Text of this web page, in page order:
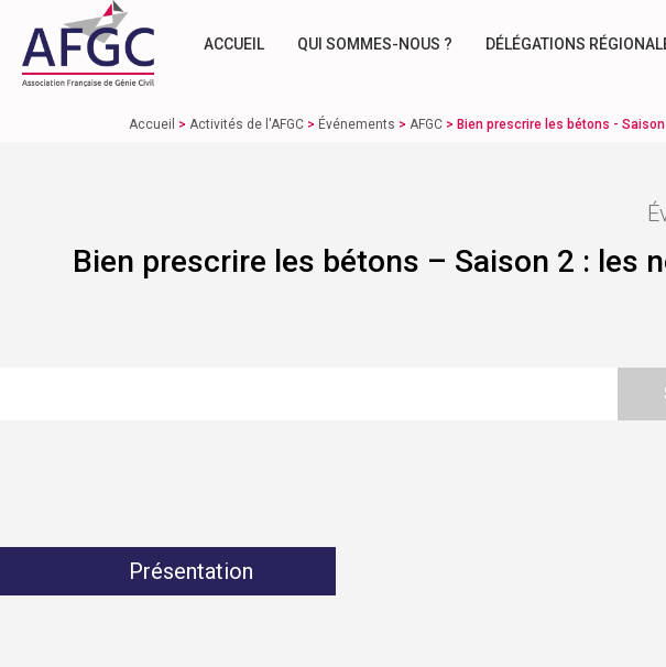
ACCUEIL QUI SOMMES-NOUS ? DÉLÉGATIONS
Accueil > Activités de l'AFGC > Événements > AFGC > Bien prescrire les bétons -
Bien prescrire les bétons – Saison 2 : les
Présentation